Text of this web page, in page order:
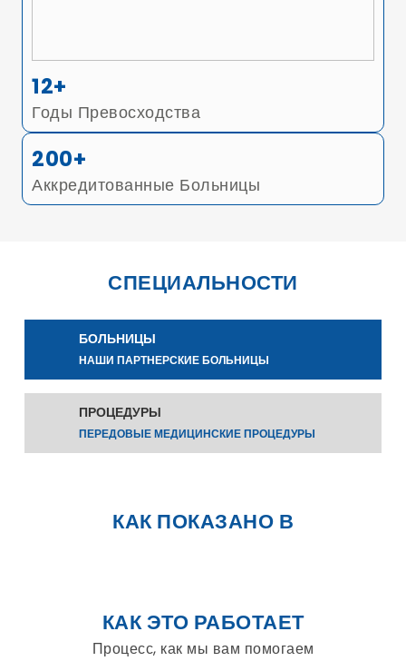
12+
Годы Превосходства
200+
Аккредитованные Больницы
СПЕЦИАЛЬНОСТИ
БОЛЬНИЦЫ
НАШИ ПАРТНЕРСКИЕ БОЛЬНИЦЫ
ПРОЦЕДУРЫ
ПЕРЕДОВЫЕ МЕДИЦИНСКИЕ ПРОЦЕДУРЫ
КАК ПОКАЗАНО В
КАК ЭТО РАБОТАЕТ
Процесс, как мы вам помогаем